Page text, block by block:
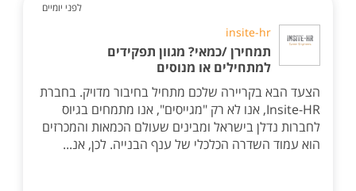
לפני יומיים
insite-hr
תמחירן /כמאי? מגוון תפקידים
למתחילים או מנוסים
הצעד הבא בקריירה שלכם מתחיל בחיבור מדויק. בחברת
Insite-HR, אנו לא רק "מגייסים", אנו מתמחים בגיוס
לחברות נדלן בישראל ומבינים שעולם הכמאות והמכרזים
הוא עמוד השדרה הכלכלי של ענף הבנייה. לכן, אנ...